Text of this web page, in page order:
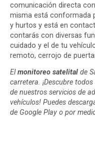
comunicación directa
misma está conformada
y hurtos y está en
contarás con diversas
cuidado y el de tu
remoto, cerrojo de
Elmonitoreo satelital de
carretera. ¡Descubre
de nuestros servicios de
vehículos! Puedes
de Google Play o por